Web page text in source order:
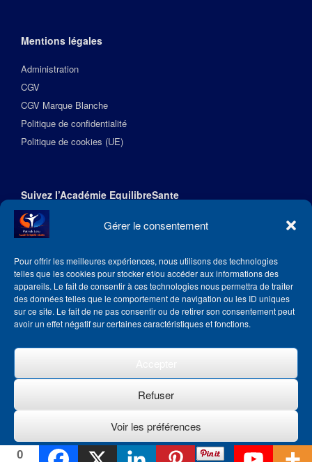
Gérer le consentement
Pour offrir les meilleures expériences, nous utilisons des technologies
telles que les cookies pour stocker et/ou accéder aux informations des
appareils. Le fait de consentir à ces technologies nous permettra de traiter
des données telles que le comportement de navigation ou les ID uniques
sur ce site. Le fait de ne pas consentir ou de retirer son consentement peut
avoir un effet négatif sur certaines caractéristiques et fonctions.
Refuser
Voir les préférences
Politique de cookies
0
Mentions légales
Administration
CGV
CGV Marque Blanche
Politique de confidentialité
Politique de cookies (UE)
Suivez l’Académie EquilibreSante